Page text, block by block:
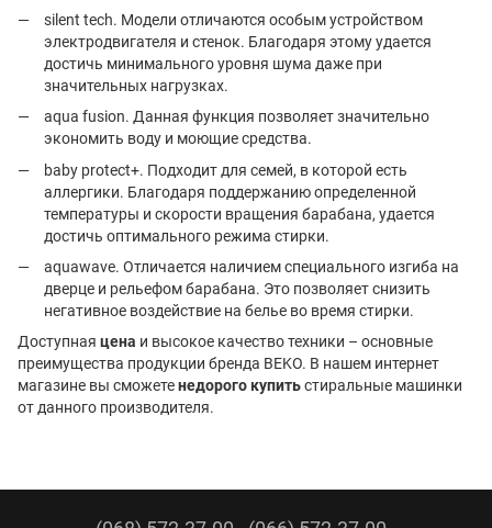
silent tech. Модели отличаются особым устройством
электродвигателя и стенок. Благодаря этому удается
достичь минимального уровня шума даже при
значительных нагрузках.
aqua fusion. Данная функция позволяет значительно
экономить воду и моющие средства.
baby protect+. Подходит для семей, в которой есть
аллергики. Благодаря поддержанию определенной
температуры и скорости вращения барабана, удается
достичь оптимального режима стирки.
aquawave. Отличается наличием специального изгиба на
дверце и рельефом барабана. Это позволяет снизить
негативное воздействие на белье во время стирки.
Доступная цена и высокое качество техники – основные
преимущества продукции бренда BEKO. В нашем интернет
магазине вы сможетенедорого купитьстиральные машинки
от данного производителя.